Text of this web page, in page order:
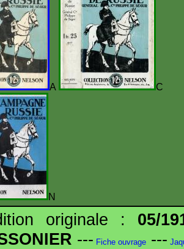
A
N
originale : 05/
--- Fiche ouvrage ---